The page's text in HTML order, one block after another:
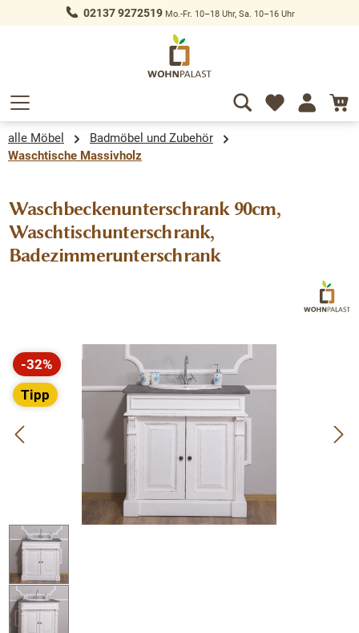
springen 02137 9272519Mo.-Fr. 10–18 Uhr, Sa. 10–16 Uhr
alle Möbel
Badmöbel und Zubehör
Waschtische Massivholz
Waschbeckenunterschrank 90cm,
Waschtischunterschrank,
Badezimmerunterschrank
Bildergalerie überspringen
-32%
Rabatt
Tipp